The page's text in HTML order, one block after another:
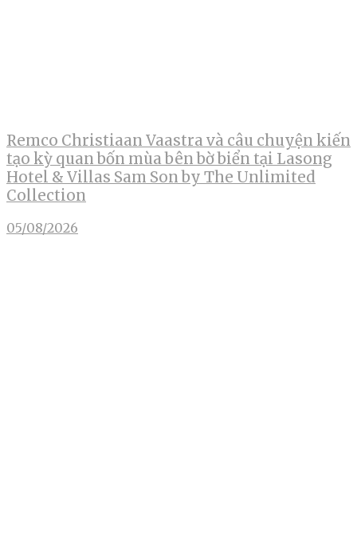
Remco Christiaan Vaastra và câu chuyện kiến
tạo kỳ quan bốn mùa bên bờ biển tại Lasong
Hotel & Villas Sam Son by The Unlimited
Collection
05/08/2026